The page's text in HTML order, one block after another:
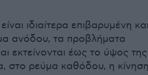
ιδιαίτερα επιβαρυμένη
ανόδου, τα προβλήματα
εκτείνονται έως το ύψος της
στο ρεύμα καθόδου, η